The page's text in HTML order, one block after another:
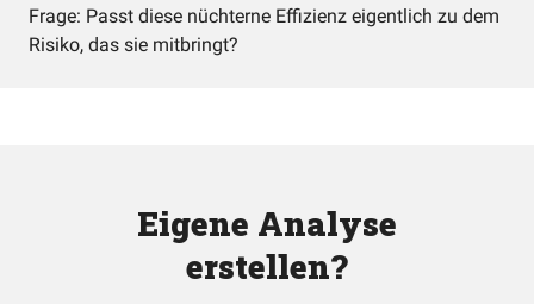
Frage: Passt diese nüchterne Effizienz eigentlich zu dem
Risiko, das sie mitbringt?
Eigene Analyse
erstellen?